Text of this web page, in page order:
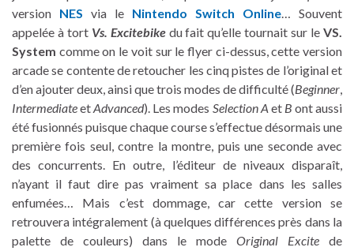
version NES via le Nintendo Switch Online… Souvent
appelée à tort Vs. Excitebikedu fait qu’elle tournait sur leVS.
System comme on le voit sur le flyer ci-dessus, cette version
arcade se contente de retoucher les cinq pistes de l’original et
d’en ajouter deux, ainsi que trois modes de difficulté (Beginner,
IntermediateetAdvanced). Les modes Selection A et B ont aussi
été fusionnés puisque chaque course s’effectue désormais une
première fois seul, contre la montre, puis une seconde avec
des concurrents. En outre, l’éditeur de niveaux disparaît,
n’ayant il faut dire pas vraiment sa place dans les salles
enfumées… Mais c’est dommage, car cette version se
retrouvera intégralement (à quelques différences près dans la
palette de couleurs) dans le mode Original Excite de